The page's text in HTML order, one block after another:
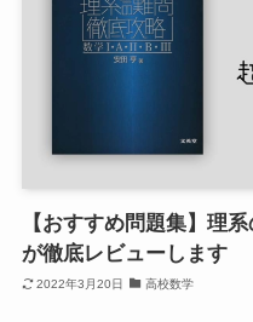
【おすすめ問題集】理
が徹底レビューします
2022年3月20日 高校数学